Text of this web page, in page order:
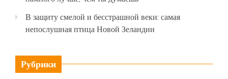
В защиту смелой и бесстрашной веки: самая
непослушная птица Новой Зеландии
Рубрики